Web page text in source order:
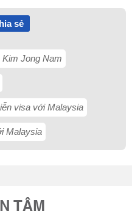
sẻ
Kim Jong Nam
visa với Malaysia
Malaysia
TÂM